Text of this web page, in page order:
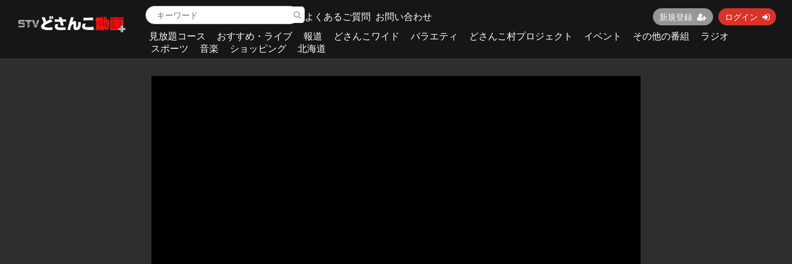
よくあるご質問 お問い合わせ 新規登録 ログイン
見放題コース おすすめ・ライブ 報道 どさんこワイド バラエティ どさんこ村プロジェクト イベント その他の番組
ラジオ
スポーツ
音楽 ショッピング 北海道